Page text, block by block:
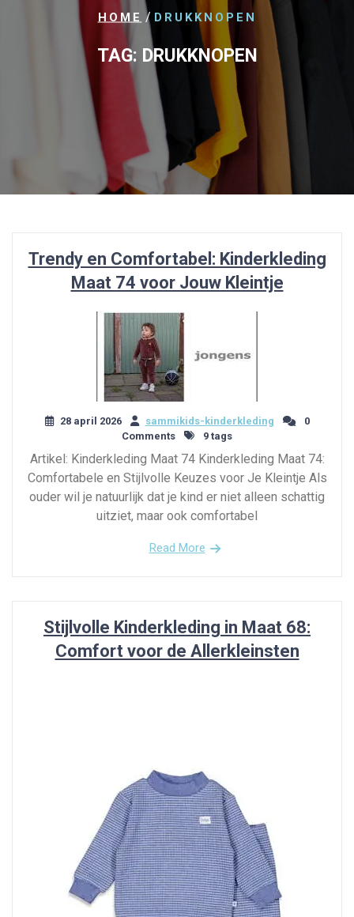
HOME / DRUKKNOPEN
TAG: DRUKKNOPEN
Trendy en Comfortabel: Kinderkleding
Maat 74 voor Jouw Kleintje
28 april 2026 sammikids-kinderkleding
0
Comments
9 tags
Artikel: Kinderkleding Maat 74 Kinderkleding Maat 74:
Comfortabele en Stijlvolle Keuzes voor Je Kleintje Als
ouder wil je natuurlijk dat je kind er niet alleen schattig
uitziet, maar ook comfortabel
Read More
Stijlvolle Kinderkleding in Maat 68:
Comfort voor de Allerkleinsten